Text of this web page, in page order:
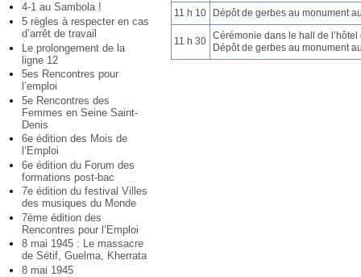
4-1 au Sambola !
5 règles à respecter en cas
d’arrêt de travail
Le prolongement de la
ligne 12
5es Rencontres pour
l’emploi
5e Rencontres des
Femmes en Seine Saint-
Denis
6e édition des Mois de
l’Emploi
6e édition du Forum des
formations post-bac
7e édition du festival Villes
des musiques du Monde
7ème édition des
Rencontres pour l’Emploi
8 mai 1945 : Le massacre
de Sétif, Guelma, Kherrata
8 mai 1945
11 h 10
Dépôt de gerbes au monument
11 h 30 Cérémonie dans le hall de l’hôtel
Dépôt de gerbes au monument